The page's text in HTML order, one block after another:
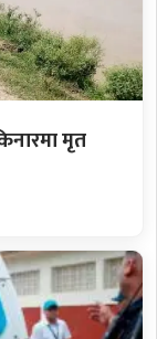
मृत